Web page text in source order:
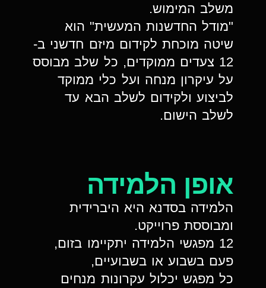
משלב המימוש.
"מודל החדשנות המעשית" הוא
שיטה מוכחת לקידום מיזם חדשני ב-
12 צעדים ממוקדים, כל שלב מבוסס
על עיקרון מנחה ועל כלי ממוקד
לביצוע ולקידום לשלב הבא עד
לשלב הישום.
אופן הלמידה
הלמידה בסדנא היא היברידית
ומבוססת פרוייקט.
12 מפגשי הלמידה יתקיימו בזום,
פעם בשבוע או בשבועיים,
כל מפגש יכלול עקרונות מנחים